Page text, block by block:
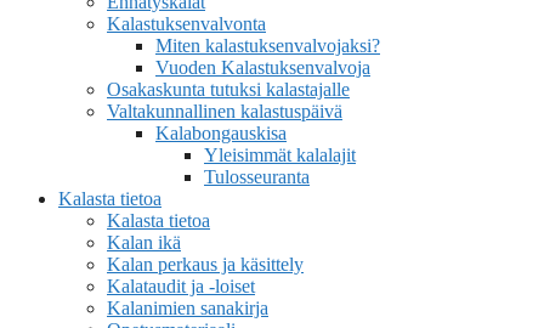
Kalastuksenvalvonta
Miten kalastuksenvalvojaksi?
Vuoden Kalastuksenvalvoja
Osakaskunta tutuksi kalastajalle
Valtakunnallinen kalastuspäivä
Kalabongauskisa
Yleisimmät kalalajit
Tulosseuranta
Kalasta tietoa
Kalasta tietoa
Kalan ikä
Kalan perkaus ja käsittely
Kalataudit ja -loiset
Kalanimien sanakirja